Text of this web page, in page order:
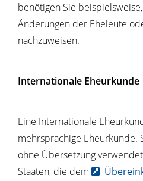
benötigen Sie
Änderungen der Eheleute
nachzuweisen.
Internationale Eheurkunde
Eine Internationale
mehrsprachige Eheurkunde.
ohne Übersetzung
Staaten, die dem